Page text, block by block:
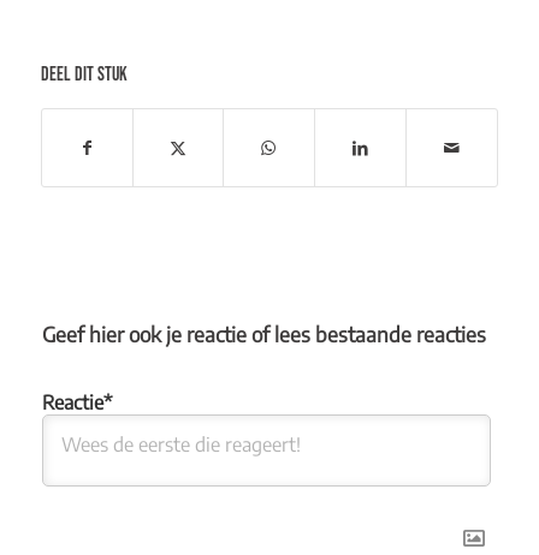
DEEL DIT STUK
Geef hier ook je reactie of lees bestaande reacties